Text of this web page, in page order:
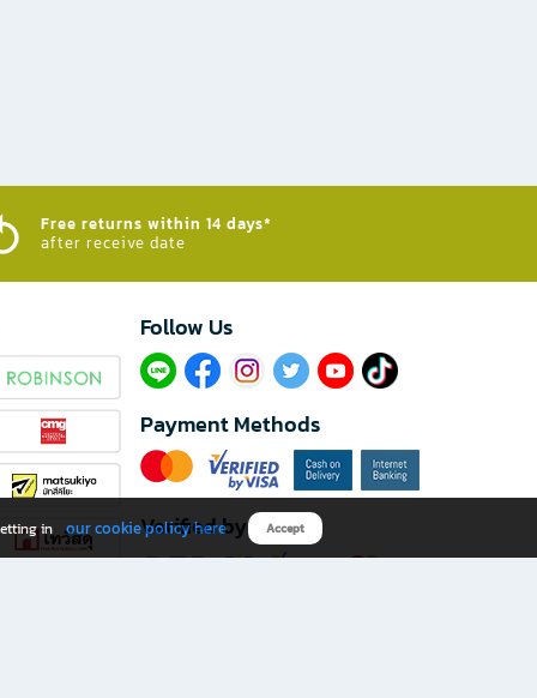
Free returns within 14 days*
after receive date
Follow Us​
Payment Methods
Verified by
in our cookie policy here Accept